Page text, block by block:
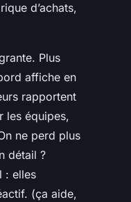
d’achats,
Plus
affiche en
rapportent
les équipes,
ne perd plus
détail ?
: elles
(ça aide,